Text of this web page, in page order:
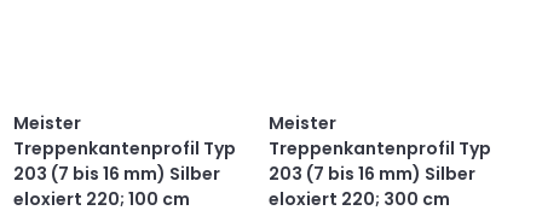
Meister
Treppenkantenprofil Typ
203 (7 bis 16 mm) Silber
eloxiert 220; 100 cm
Meister
Treppenkantenprofil Typ
203 (7 bis 16 mm) Silber
eloxiert 220; 300 cm